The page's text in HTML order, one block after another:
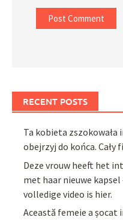
RECENT POSTS
Ta kobieta
obejrzyj do końca.
Deze vrouw heeft het
met haar nieuwe
volledige video is hier.
Această femeie a șocat